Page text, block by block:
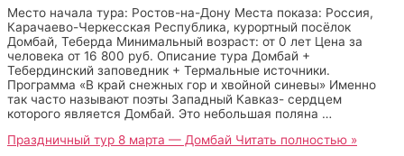
Место начала тура: Ростов-на-Дону Места показа: Россия,
Карачаево-Черкесская Республика, курортный посёлок
Домбай, Теберда Минимальный возраст: от 0 лет Цена за
человека от 16 800 руб. Описание тура Домбай +
Тебердинский заповедник + Термальные источники.
Программа «В край снежных гор и хвойной синевы» Именно
так часто называют поэты Западный Кавказ- сердцем
которого является Домбай. Это небольшая поляна …
Праздничный тур 8 марта — Домбай Читать полностью »